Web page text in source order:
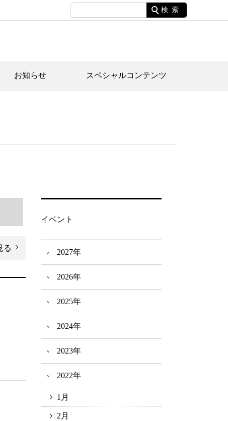
検索
お知らせ スペシャルコンテンツ
る
イベント
2027年
2026年
2025年
2024年
2023年
2022年
1月
2月